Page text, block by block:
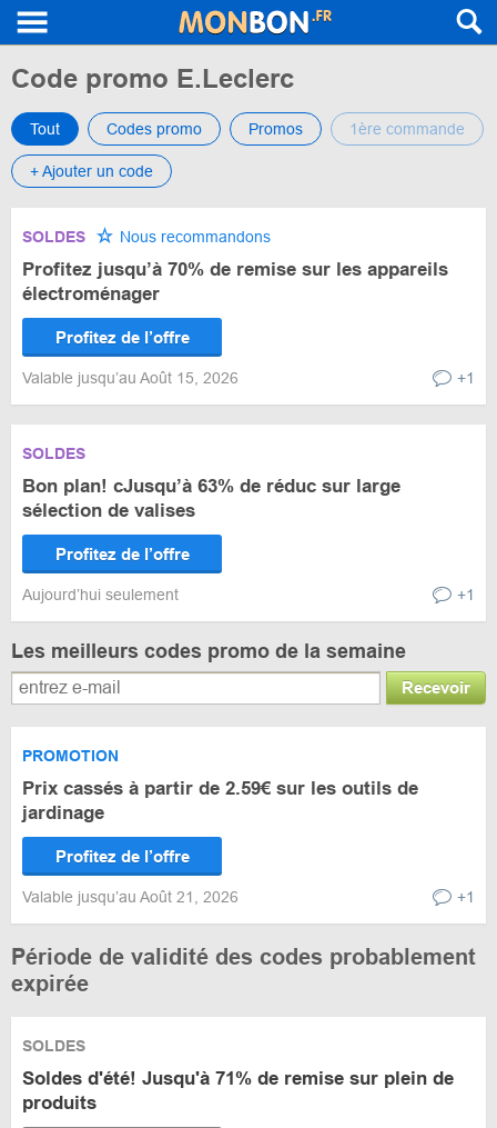
Code promo E.Leclerc
Tout Codes promo Promos 1ère commande
+ Ajouter un code
SOLDES Nous recommandons
Profitez jusqu’à 70% de remise sur les appareils
électroménager
Profitez de l’offre
Valable jusqu’au Août 15, 2026 +1
SOLDES
Bon plan! cJusqu’à 63% de réduc sur large
sélection de valises
Profitez de l’offre
Aujourd’hui seulement +1
Les meilleurs codes promo de la semaine
Recevoir
PROMOTION
Prix cassés à partir de 2.59€ sur les outils de
jardinage
Profitez de l’offre
Valable jusqu’au Août 21, 2026 +1
Période de validité des codes probablement
expirée
SOLDES
Soldes d'été! Jusqu'à 71% de remise sur plein de
produits